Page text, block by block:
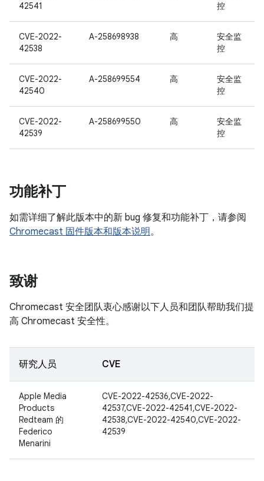
42541
控
CVE-2022-
42538
A-258698938 高
安全监
控
CVE-2022-
42540
A-258699554 高
安全监
控
CVE-2022-
42539
A-258699550 高
安全监
控
功能补丁
如需详细了解此版本中的新 bug 修复和功能补丁，请参阅
Chromecast 固件版本和版本说明。
致谢
Chromecast 安全团队衷心感谢以下人员和团队帮助我们提
高 Chromecast 安全性。
研究人员 CVE
Apple Media
Products
Redteam 的
Federico
Menarini
CVE-2022-42536,CVE-2022-
42537,CVE-2022-42541,CVE-2022-
42538,CVE-2022-42540,CVE-2022-
42539